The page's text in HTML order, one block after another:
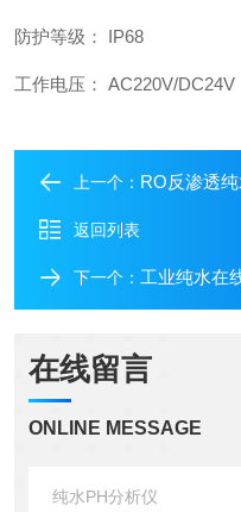
防护等级： IP68
工作电压： AC220V/DC24V
上一个： RO反渗透
返回列表
下一个： 工业纯水在
在线留言
ONLINE MESSAGE